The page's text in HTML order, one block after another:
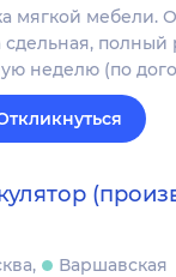
мягкой мебели.
сдельная,
неделю (по
Варшавская